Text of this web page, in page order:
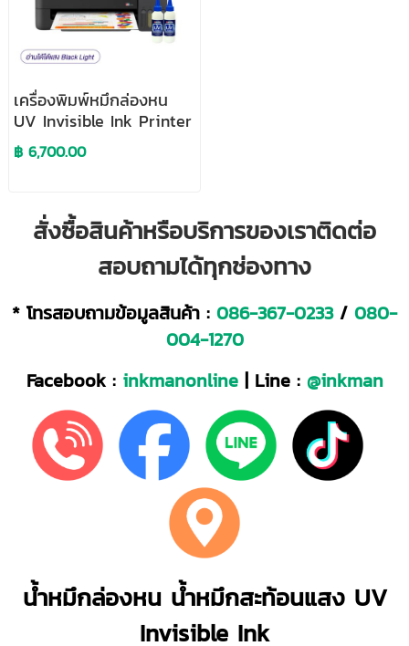
เครื่องพิมพ์หมึกล่องหน
UV Invisible Ink Printer
฿ 6,700.00
สั่งซื้อสินค้าหรือบริการของเราติดต่อ
สอบถามได้ทุกช่องทาง
* โทรสอบถามข้อมูลสินค้า : 086-367-0233 / 080-
004-1270
Facebook : inkmanonline | Line : @inkman
น้ำหมึกล่องหน น้ำหมึกสะท้อนแสง UV
Invisible Ink